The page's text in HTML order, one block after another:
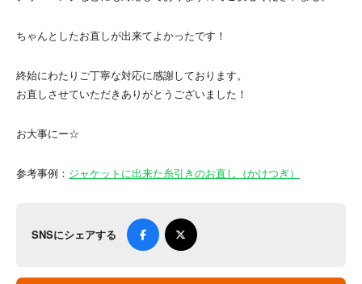
ちゃんとしたお直しが出来てよかったです！
終始にわたりご丁寧な対応に感謝しております。
お直しさせていただきありがとうございました！
お大事にー☆
参考事例： ジャケットに出来た糸引きのお直し（かけつぎ）
SNSにシェアする